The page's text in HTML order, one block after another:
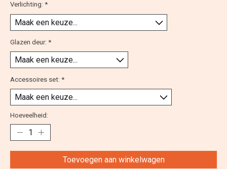
Verlichting: *
Glazen deur: *
Accessoires set: *
Hoeveelheid:
Toevoegen aan winkelwagen